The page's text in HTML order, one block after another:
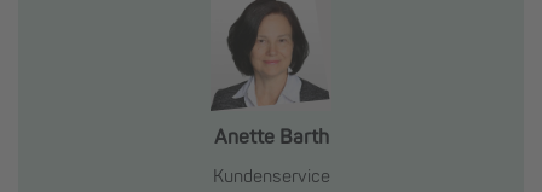
Anette Barth
Kundenservice